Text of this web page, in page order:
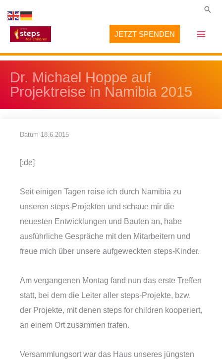
Inhalt
springen
JETZT SPENDEN
Dr. Michael Hoppe auf
Projektreise in Namibia 2015
Datum 18.6.2015
[:de]
Seit einigen Tagen reise ich durch Namibia zu
unseren steps-Projekten und schaue mir die
neuesten Entwicklungen und Bauten an, habe
ausführliche Gespräche mit den Mitarbeitern und
freue mich über unsere aufgeweckten steps-Kinder.
Am vergangenen Montag fand nun das erste Treffen
statt, bei dem die Leiter aller steps-Projekte, bzw.
der Projekte, mit denen steps for children kooperiert,
an einem Ort zusammen trafen.
Versammlungsort war das Haus unseres jüngsten